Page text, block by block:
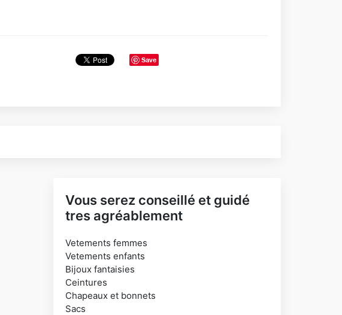
Save
Vous serez conseillé et guidé
tres agréablement
Vetements femmes
Vetements enfants
Bijoux fantaisies
Ceintures
Chapeaux et bonnets
Sacs